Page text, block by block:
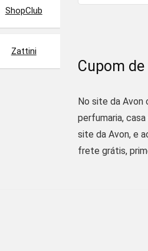
Cupom
No site da Avon
perfumaria,
site da Avon, e
frete grátis,
ShopClub
Zattini